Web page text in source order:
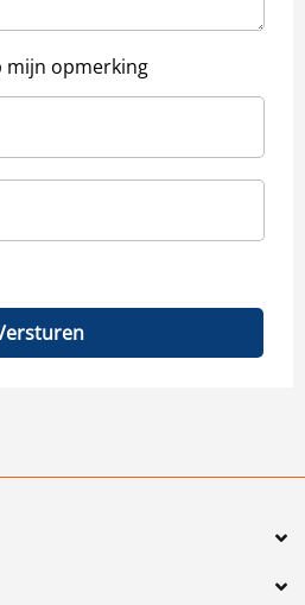
mijn opmerking